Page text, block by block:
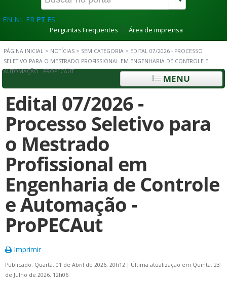
EN NL FR PT ES
Perguntas Frequentes Área de imprensa
PÁGINA INICIAL > NOTÍCIAS > SEM CATEGORIA > EDITAL 07/2026 - PROCESSO
SELETIVO PARA O MESTRADO PROFISSIONAL EM ENGENHARIA DE CONTROLE E
AUTOMAÇÃO - PROPECAUT
MENU
Edital 07/2026 -
Processo Seletivo para
o Mestrado
Profissional em
Engenharia de Controle
e Automação -
ProPECAut
Imprimir
Publicado: Quarta, 01 de Abril de 2026, 20h12 | Última atualização em Quinta, 23
de Julho de 2026, 12h06